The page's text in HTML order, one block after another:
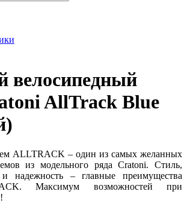
велосипедный
AllTrack Blue
ALLTRACK – один из самых желанных
из модельного ряда Cratoni. Cтиль,
надежность – главные преимущества
Максимум возможностей при